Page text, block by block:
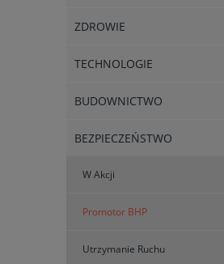
ZDROWIE
TECHNOLOGIE
BUDOWNICTWO
BEZPIECZEŃSTWO
W Akcji
Promotor BHP
Utrzymanie Ruchu